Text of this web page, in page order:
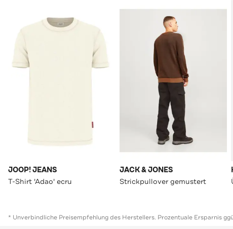
JOOP! JEANS
T-Shirt 'Adao' ecru
JACK & JONES
Strickpullover gemustert
* Unverbindliche Preisempfehlung des Herstellers. Prozentuale Ersparnis